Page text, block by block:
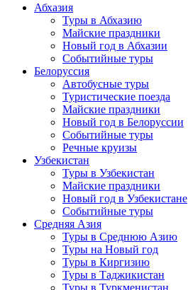
Абхазия
Туры в Абхазию
Майские праздники
Новый год в Абхазии
Событийные туры
Белоруссия
Автобусные туры
Туристические поезда
Майские праздники
Новый год в Белоруссии
Событийные туры
Речные круизы
Узбекистан
Туры в Узбекистан
Майские праздники
Новый год в Узбекистане
Событийные туры
Средняя Азия
Туры в Среднюю Азию
Туры на Новый год
Туры в Киргизию
Туры в Таджикистан
Туры в Туркменистан